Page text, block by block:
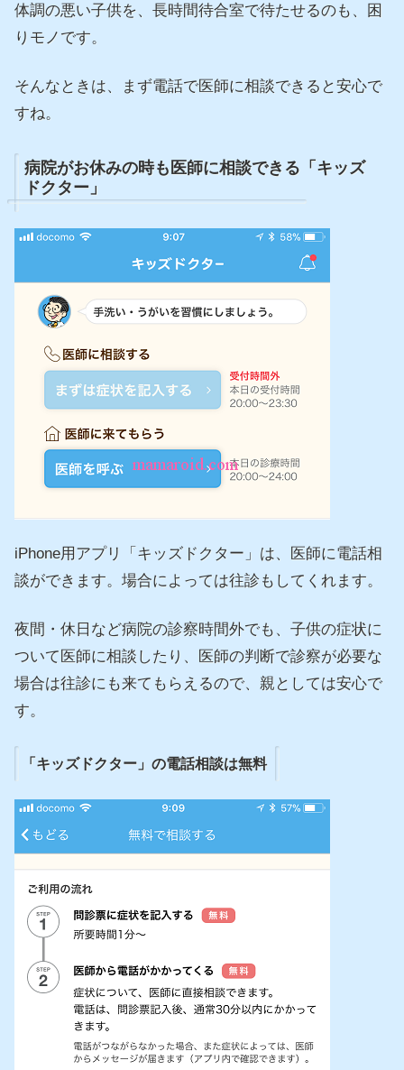
体調の悪い子供を、長時間待合室で待たせるのも、困
りモノです。
そんなときは、まず電話で医師に相談できると安心で
すね。
病院がお休みの時も医師に相談できる「キッズ
ドクター」
iPhone用アプリ「キッズドクター」は、医師に電話相
談ができます。場合によっては往診もしてくれます。
夜間・休日など病院の診察時間外でも、子供の症状に
ついて医師に相談したり、医師の判断で診察が必要な
場合は往診にも来てもらえるので、親としては安心で
す。
「キッズドクター」の電話相談は無料